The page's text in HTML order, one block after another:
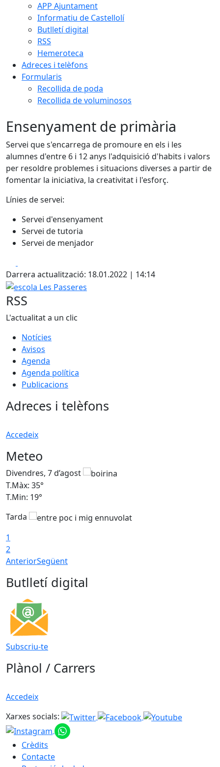
APP Ajuntament
Informatiu de Castellolí
Butlletí digital
RSS
Hemeroteca
Adreces i telèfons
Formularis
Recollida de poda
Recollida de voluminosos
Ensenyament de primària
Servei que s'encarrega de promoure en els i les
alumnes d'entre 6 i 12 anys l'adquisició d'habits i valors
per resoldre problemes i situacions diverses a partir de
fomentar la iniciativa, la creativitat i l'esforç.
Línies de servei:
Servei d'ensenyament
Servei de tutoria
Servei de menjador
Darrera actualització: 18.01.2022 | 14:14
escola Les Passeres
RSS
L'actualitat a un clic
Notícies
Avisos
Agenda
Agenda política
Publicacions
Adreces i telèfons
Accedeix
Meteo
Divendres, 7 d’agost
T.Màx: 35°
T.Min: 19°
Tarda
1
2
AnteriorSegüent
Butlletí digital
Subscriu-te
Plànol / Carrers
Accedeix
Xarxes socials:
Crèdits
Contacte